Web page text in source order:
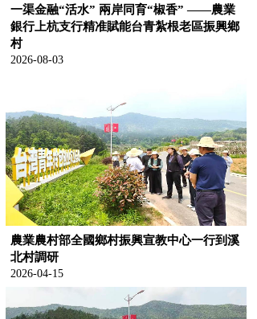
一渠金融“活水” 兩岸同育“椒香” ——農業
銀行上杭支行精准賦能台青紮根老區振興鄉
村
2026-08-03
農業農村部全國鄉村振興宣教中心一行到溪
北村調研
2026-04-15